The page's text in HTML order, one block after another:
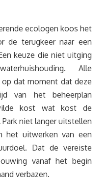
ecologen koos het
de terugkeer naar een
keuze die niet uitging
Alle
dat moment dat deze
van het beheerplan
kost wat kost de
niet langer uitstellen
het uitwerken van een
Dat de vereiste
vanaf het begin
verbazen.